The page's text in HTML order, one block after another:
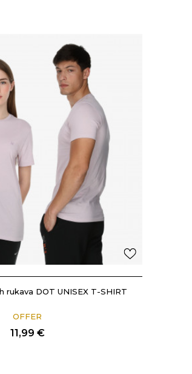
rukava DOT UNISEX T-SHIRT
OFFER
11,99 €